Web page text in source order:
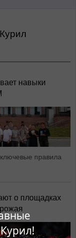
навыки
правила
о площадках